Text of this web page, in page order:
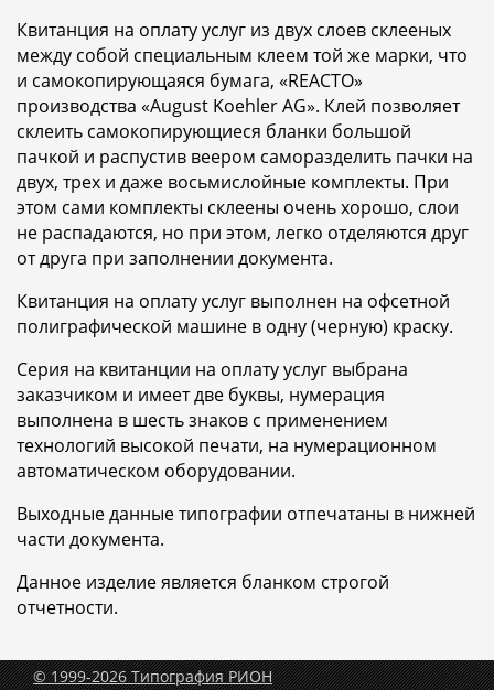
Квитанция на оплату услуг из двух слоев склееных
между собой специальным клеем той же марки, что
и самокопирующаяся бумага, «REACTO»
производства «August Koehler AG». Клей позволяет
склеить самокопирующиеся бланки большой
пачкой и распустив веером саморазделить пачки на
двух, трех и даже восьмислойные комплекты. При
этом сами комплекты склеены очень хорошо, слои
не распадаются, но при этом, легко отделяются друг
от друга при заполнении документа.
Квитанция на оплату услуг выполнен на офсетной
полиграфической машине в одну (черную) краску.
Серия на квитанции на оплату услуг выбрана
заказчиком и имеет две буквы, нумерация
выполнена в шесть знаков с применением
технологий высокой печати, на нумерационном
автоматическом оборудовании.
Выходные данные типографии отпечатаны в нижней
части документа.
Данное изделие является бланком строгой
отчетности.
© 1999-2026 Типография РИОН